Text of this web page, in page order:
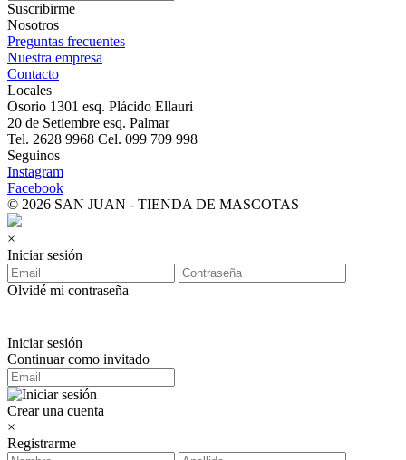
Suscribirme
Nosotros
Preguntas frecuentes
Nuestra empresa
Contacto
Locales
Osorio 1301 esq. Plácido Ellauri
20 de Setiembre esq. Palmar
Tel. 2628 9968 Cel. 099 709 998
Seguinos
Instagram
Facebook
© 2026 SAN JUAN - TIENDA DE MASCOTAS
×
Iniciar sesión
Olvidé mi contraseña
Iniciar sesión
Continuar como invitado
Crear una cuenta
×
Registrarme